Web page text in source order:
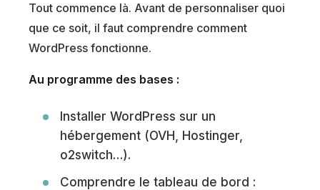
Tout commence là. Avant de personnaliser quoi
que ce soit, il faut comprendre comment
WordPress fonctionne.
Au programme des bases :
Installer WordPress sur un
hébergement (OVH, Hostinger,
o2switch…).
Comprendre le tableau de bord :